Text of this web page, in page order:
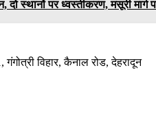
स्थानों पर ध्वस्तीकरण, मसूरी मार्ग
विहार, कैनाल रोड, देहरादून